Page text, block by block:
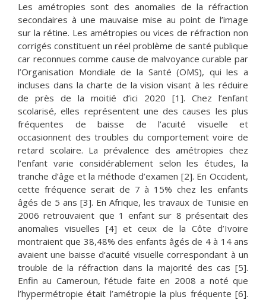
Les amétropies sont des anomalies de la réfraction
secondaires à une mauvaise mise au point de l’image
sur la rétine. Les amétropies ou vices de réfraction non
corrigés constituent un réel problème de santé publique
car reconnues comme cause de malvoyance curable par
l’Organisation Mondiale de la Santé (OMS), qui les a
incluses dans la charte de la vision visant à les réduire
de près de la moitié d’ici 2020 [1]. Chez l’enfant
scolarisé, elles représentent une des causes les plus
fréquentes de baisse de l’acuité visuelle et
occasionnent des troubles du comportement voire de
retard scolaire. La prévalence des amétropies chez
l’enfant varie considérablement selon les études, la
tranche d’âge et la méthode d’examen [2]. En Occident,
cette fréquence serait de 7 à 15% chez les enfants
âgés de 5 ans [3]. En Afrique, les travaux de Tunisie en
2006 retrouvaient que 1 enfant sur 8 présentait des
anomalies visuelles [4] et ceux de la Côte d’Ivoire
montraient que 38,48% des enfants âgés de 4 à 14 ans
avaient une baisse d’acuité visuelle correspondant à un
trouble de la réfraction dans la majorité des cas [5].
Enfin au Cameroun, l’étude faite en 2008 a noté que
l’hypermétropie était l’amétropie la plus fréquente [6].